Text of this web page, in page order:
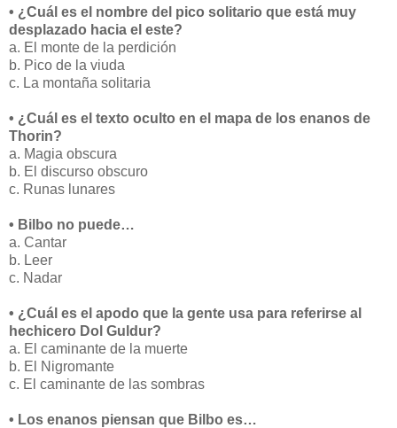
• ¿Cuál es el nombre del pico solitario que está muy
desplazado hacia el este?
a. El monte de la perdición
b. Pico de la viuda
c. La montaña solitaria
• ¿Cuál es el texto oculto en el mapa de los enanos de
Thorin?
a. Magia obscura
b. El discurso obscuro
c. Runas lunares
• Bilbo no puede…
a. Cantar
b. Leer
c. Nadar
• ¿Cuál es el apodo que la gente usa para referirse al
hechicero Dol Guldur?
a. El caminante de la muerte
b. El Nigromante
c. El caminante de las sombras
• Los enanos piensan que Bilbo es…